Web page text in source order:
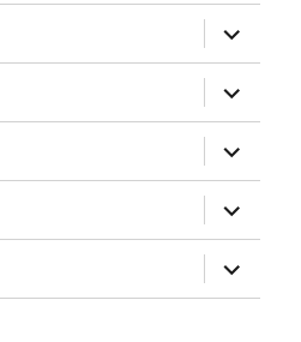
expandir
expandir
expandir
expandir
expandir